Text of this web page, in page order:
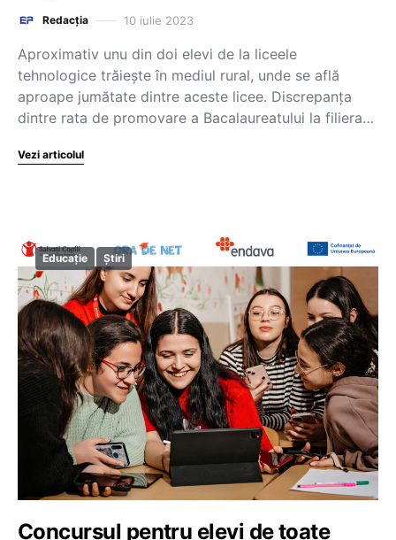
Redacția 10 iulie 2023
Aproximativ unu din doi elevi de la liceele
tehnologice trăiește în mediul rural, unde se află
aproape jumătate dintre aceste licee. Discrepanța
dintre rata de promovare a Bacalaureatului la filiera…
Vezi articolul
Educație Știri
Concursul pentru elevi de toate